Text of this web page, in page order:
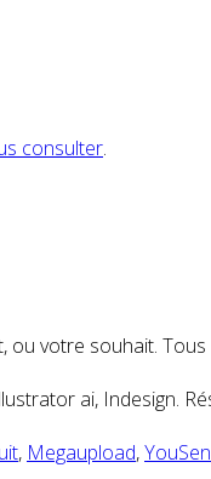
consulter.
votre souhait.
ai, Indesign.
, Megaupload,